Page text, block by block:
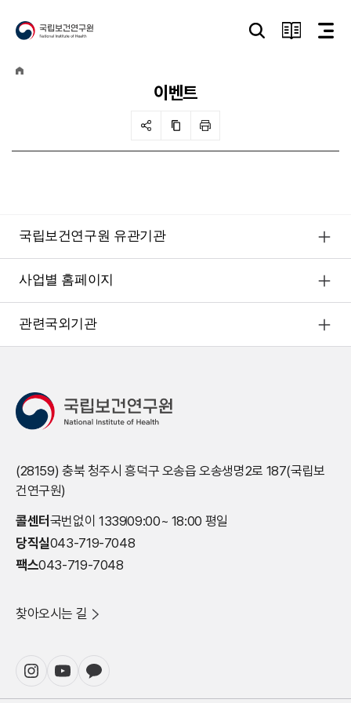
이벤트
국립보건연구원 유관기관
사업별 홈페이지
관련국외기관
(28159) 충북 청주시 흥덕구 오송읍 오송생명2로 187(국립보
건연구원)
콜센터 국번없이 133909:00~ 18:00 평일
당직실043-719-7048
팩스043-719-7048
찾아오시는 길